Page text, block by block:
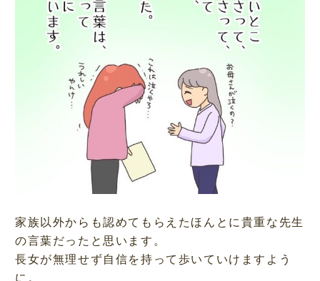
家族以外からも認めてもらえたほんとに貴重な先生
の言葉だったと思います。
長女が無理せず自信を持って歩いていけますよう
に。